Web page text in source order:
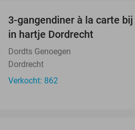
3-gangendiner à la carte
in hartje Dordrecht
Dordts Genoegen
Dordrecht
Verkocht: 862